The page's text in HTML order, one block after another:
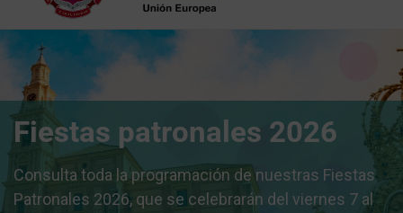
Fiestas patronales 2026
Consulta toda la programación de nuestras Fiestas
Patronales 2026, que se celebrarán del viernes 7 al